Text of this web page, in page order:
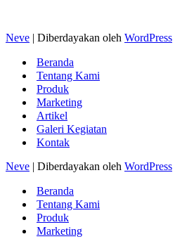
Neve | Diberdayakan oleh WordPress
Beranda
Tentang Kami
Produk
Marketing
Artikel
Galeri Kegiatan
Kontak
Neve | Diberdayakan oleh WordPress
Beranda
Tentang Kami
Produk
Marketing